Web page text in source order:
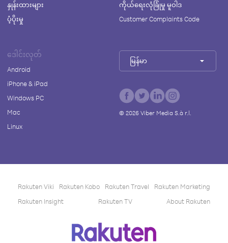
နှုန်းထားများ
ပံ့ပိုးမှု
ကိုယ်ရေးလုံခြုံမှု မူဝါဒ
Customer Complaints Code
ဒေါင်းလုတ်
Android
iPhone & iPad
Windows PC
Mac
Linux
မြန်မာ
© 2026Viber Media S.à r.l.
Rakuten Viki Rakuten Kobo Rakuten Travel
Rakuten Marketing
Rakuten Insight
Rakuten TV About Rakuten